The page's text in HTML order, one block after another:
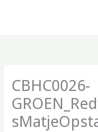
CBHC0026-